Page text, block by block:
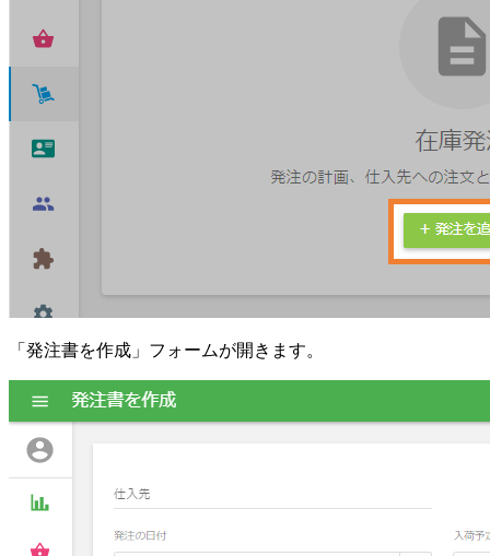
「発注書を作成」フォームが開きます。